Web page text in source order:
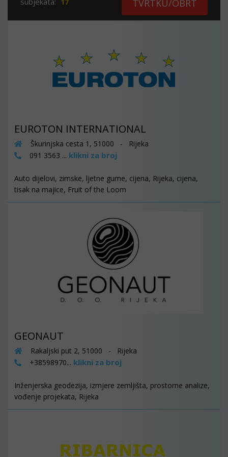
TVRTKU/OBRT
EUROTON INTERNATIONAL
Škurinjska cesta 1, 51000 - Rijeka
091 3563 ... klikni za broj
Auto dijelovi, zimske, ljetne gume, cijena, Rijeka, cijena,
tisak na majice, Fruit of the Loom
GEONAUT
Rakaljski put 2, 51000 - Rijeka
+38598970... klikni za broj
Inženjerska geodezija, izmjere zemljišta, prostorne analize,
vođenje projekata, Rijeka